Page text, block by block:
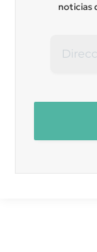
noticias